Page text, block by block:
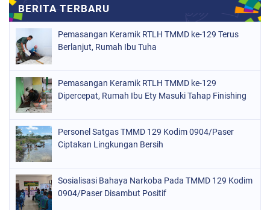
Pemasangan Keramik RTLH TMMD ke-129 Terus
Berlanjut, Rumah Ibu Tuha
Pemasangan Keramik RTLH TMMD ke-129
Dipercepat, Rumah Ibu Ety Masuki Tahap Finishing
Personel Satgas TMMD 129 Kodim 0904/Paser
Ciptakan Lingkungan Bersih
Sosialisasi Bahaya Narkoba Pada TMMD 129 Kodim
0904/Paser Disambut Positif